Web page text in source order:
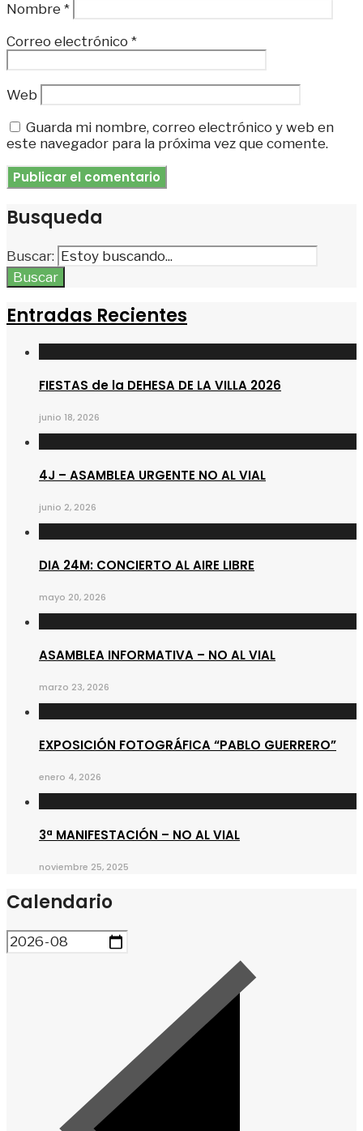
Nombre *
Correo electrónico *
Web
Guarda mi nombre, correo electrónico y web en
este navegador para la próxima vez que comente.
Busqueda
Buscar:
Buscar
Entradas Recientes
FIESTAS de la DEHESA DE LA VILLA 2026
junio 18, 2026
4J – ASAMBLEA URGENTE NO AL VIAL
junio 2, 2026
DIA 24M: CONCIERTO AL AIRE LIBRE
mayo 20, 2026
ASAMBLEA INFORMATIVA – NO AL VIAL
marzo 23, 2026
EXPOSICIÓN FOTOGRÁFICA “PABLO GUERRERO”
enero 4, 2026
3ª MANIFESTACIÓN – NO AL VIAL
noviembre 25, 2025
Calendario